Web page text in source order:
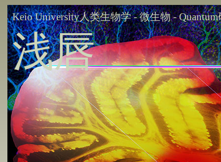
Keio University人类生物学 - 微生物 -
浅唇